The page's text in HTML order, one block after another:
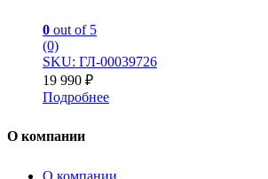
0 out of 5
(0)
SKU: ГЛ-00039726
19 990 ₽
Подробнее
О компании
О компании